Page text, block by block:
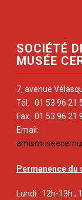
SOCIÉTÉ
MUSÉE
7, avenue
Tél. : 01 53 96 21
Fax : 01 53 96 21
Email:
Permanence
Lundi : 12h-13h ;